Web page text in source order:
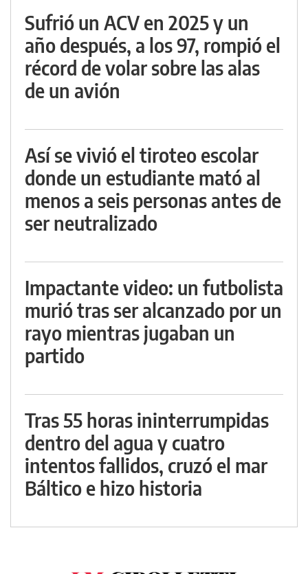
Sufrió un ACV en 2025 y un
año después, a los 97, rompió el
récord de volar sobre las alas
de un avión
Así se vivió el tiroteo escolar
donde un estudiante mató al
menos a seis personas antes de
ser neutralizado
Impactante video: un futbolista
murió tras ser alcanzado por un
rayo mientras jugaban un
partido
Tras 55 horas ininterrumpidas
dentro del agua y cuatro
intentos fallidos, cruzó el mar
Báltico e hizo historia